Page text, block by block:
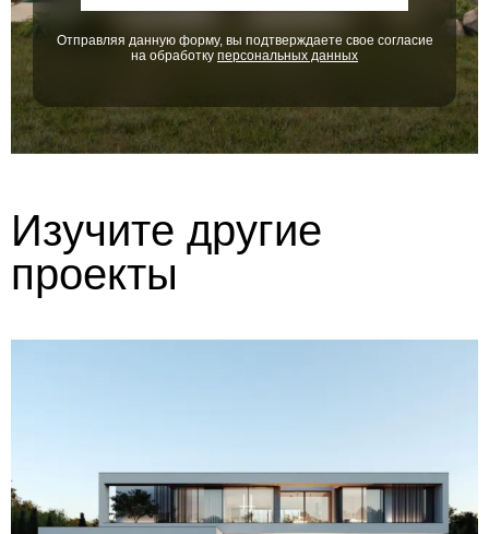
Отправляя данную форму, вы подтверждаете свое согласие
на обработку персональных данных
Изучите другие
проекты